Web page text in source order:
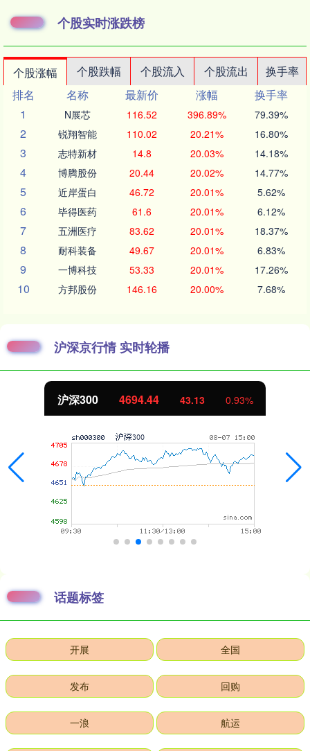
个股实时涨跌榜
个股涨幅 个股跌幅 个股流入 个股流出
换手率
排名
名称 最新价 涨幅
换手率
1
N展芯 116.52 396.89% 79.39%
2 锐翔智能 110.02 20.21% 16.80%
3 志特新材 14.8 20.03% 14.18%
4 博腾股份 20.44 20.02% 14.77%
5 近岸蛋白 46.72 20.01% 5.62%
6 毕得医药 61.6 20.01% 6.12%
7 五洲医疗 83.62 20.01% 18.37%
8 耐科装备 49.67 20.01% 6.83%
9 一博科技 53.33 20.01% 17.26%
10 方邦股份 146.16 20.00% 7.68%
沪深京行情 实时轮播
沪深300 4694.44 43.13 0.93%
话题标签
开展 全国
发布 回购
一浪 航运